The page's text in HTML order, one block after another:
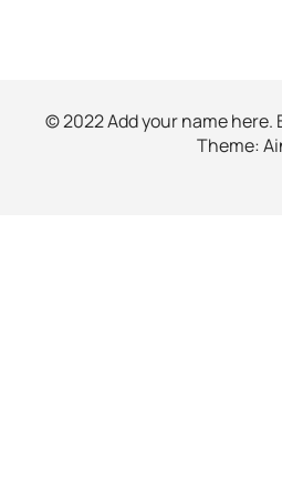
© 2022 Add your name here.
Theme: